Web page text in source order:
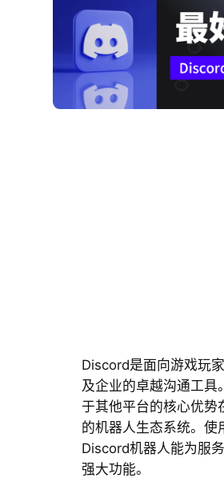
Discord是面向游戏玩
及企业的卓越沟通工具
于其他平台的核心优势
的机器人生态系统。使
Discord机器人能为服
强大功能。